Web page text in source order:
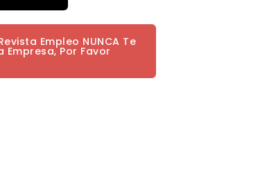
Empleo NUNCA Te
Empresa, Por Favor